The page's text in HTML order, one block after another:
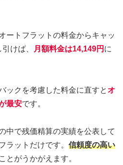
ートフラットの料金からキャッ
けば、
月額料金は14,149円 に
ックを考慮した料金に直すとオ
最安です。
中で残価精算の実績を公表して
ラットだけです。 信頼度の高い
とがうかがえます。